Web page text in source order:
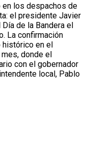
los despachos de
el presidente Javier
de la Bandera el
La confirmación
histórico en el
donde el
con el gobernador
local, Pablo